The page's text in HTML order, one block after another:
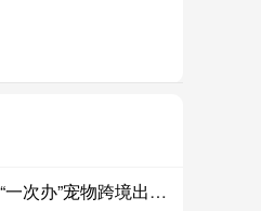
一兆配资 从“多次跑”到“一次办”宠物跨境出行越来越便利